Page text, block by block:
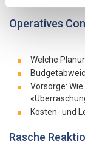
Operatives
Welche
Vorsorge:
Kosten- und
Rasche